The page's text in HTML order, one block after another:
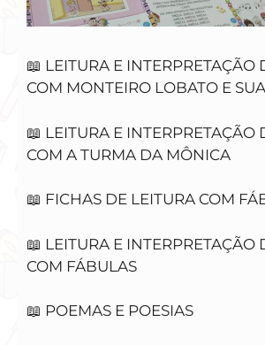
📖 LEITURA E INTERPRETAÇÃO
COM MONTEIRO LOBATO E
📖 LEITURA E INTERPRETAÇÃO
COM A TURMA DA MÔNICA
📖 FICHAS DE LEITURA COM
📖 LEITURA E INTERPRETAÇÃO
COM FÁBULAS
📖 POEMAS E POESIAS